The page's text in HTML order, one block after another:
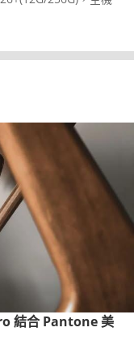
結合 Pantone 美